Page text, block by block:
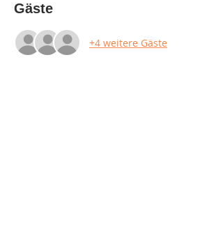
Gäste
+4 weitere Gäste